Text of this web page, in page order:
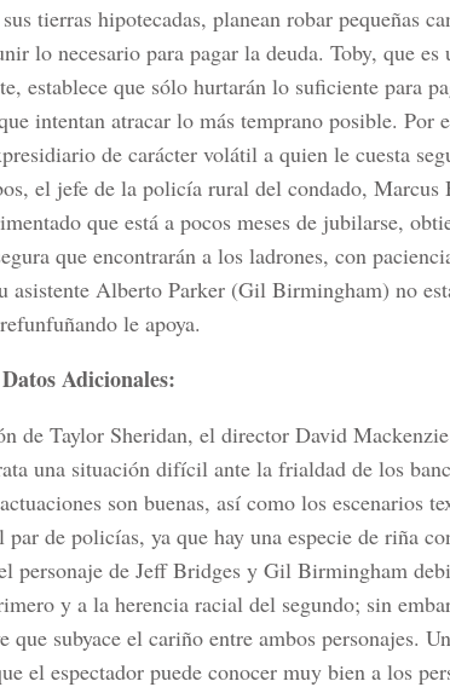
tierras hipotecadas, planean robar pequeñas
lo necesario para pagar la deuda. Toby, que
establece que sólo hurtarán lo suficiente para
intentan atracar lo más temprano posible. Por
de carácter volátil a quien le cuesta
el jefe de la policía rural del condado,
que está a pocos meses de jubilarse,
que encontrarán a los ladrones, con
asistente Alberto Parker (Gil Birmingham) no
le apoya.
Adicionales:
de Taylor Sheridan, el director David
una situación difícil ante la frialdad de los
son buenas, así como los escenarios
par de policías, ya que hay una especie de riña
personaje de Jeff Bridges y Gil Birmingham
y a la herencia racial del segundo; sin
que subyace el cariño entre ambos personajes.
el espectador puede conocer muy bien a los